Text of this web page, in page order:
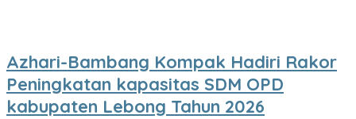
Azhari-Bambang Kompak Hadiri Rakor
Peningkatan kapasitas SDM OPD
kabupaten Lebong Tahun 2026